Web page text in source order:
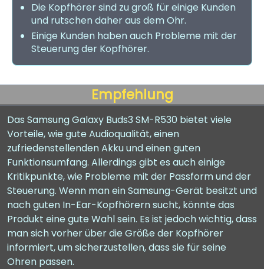
Die Kopfhörer sind zu groß für einige Kunden
und rutschen daher aus dem Ohr.
Einige Kunden haben auch Probleme mit der
Steuerung der Kopfhörer.
Empfehlung
Das Samsung Galaxy Buds3 SM-R530 bietet viele
Vorteile, wie gute Audioqualität, einen
zufriedenstellenden Akku und einen guten
Funktionsumfang. Allerdings gibt es auch einige
Kritikpunkte, wie Probleme mit der Passform und der
Steuerung. Wenn man ein Samsung-Gerät besitzt und
nach guten In-Ear-Kopfhörern sucht, könnte das
Produkt eine gute Wahl sein. Es ist jedoch wichtig, dass
man sich vorher über die Größe der Kopfhörer
informiert, um sicherzustellen, dass sie für seine
Ohren passen.